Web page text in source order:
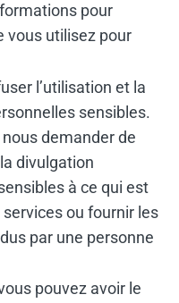
pour
vous utilisez pour
l’utilisation et la
sensibles.
demander de
divulgation
à ce qui est
ou fournir les
par une personne
pouvez avoir le